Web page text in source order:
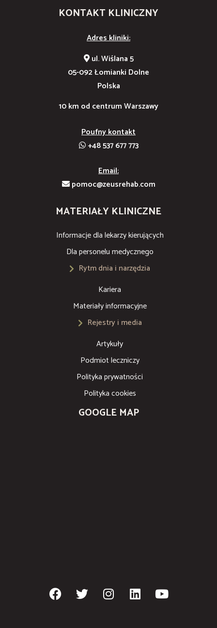
KONTAKT KLINICZNY
Adres kliniki:
ul. Wiślana 5
05-092 Łomianki Dolne
Polska
10 km od centrum Warszawy
Poufny kontakt
+48 537 677 773
Email:
pomoc@zeusrehab.com
MATERIAŁY KLINICZNE
Informacje dla lekarzy kierujących
Dla personelu medycznego
Rytm dnia i narzędzia
Kariera
Materiały informacyjne
Rejestry i media
Artykuły
Podmiot leczniczy
Polityka prywatności
Polityka cookies
GOOGLE MAP